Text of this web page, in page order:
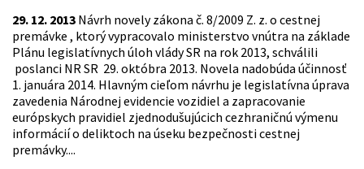
29. 12. 2013 Návrh novely zákona č. 8/2009 Z. z. o cestnej
premávke , ktorý vypracovalo ministerstvo vnútra na základe
Plánu legislatívnych úloh vlády SR na rok 2013, schválili
poslanci NR SR 29. októbra 2013. Novela nadobúda účinnosť
1. januára 2014. Hlavným cieľom návrhu je legislatívna úprava
zavedenia Národnej evidencie vozidiel a zapracovanie
európskych pravidiel zjednodušujúcich cezhraničnú výmenu
informácií o deliktoch na úseku bezpečnosti cestnej
premávky....